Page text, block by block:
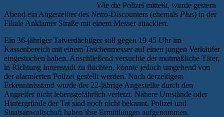
Wie die Polizei mitteilt, wurde gestern
Abend ein Angestellter des Netto-Discounters (ehemals Plus) in der
Filiale Anklamer Straße mit einem Messer attackiert.
Ein 36-jähriger Tatverdächtiger soll gegen 19.45 Uhr im
Kassenbereich mit einem Taschenmesser auf einen jungen Verkäufer
eingestochen haben. Anschließend versuchte der mutmaßliche Täter,
in Richtung Innenstadt zu flüchten, konnte jedoch umgehend von
der alarmierten Polizei gestellt werden. Nach derzeitigem
Erkenntnisstand wurde der 22-jährige Angestellte durch den
Angreifer nicht lebensgefährlich verletzt. Nähere Umstände oder
Hintergründe der Tat sind noch nicht bekannt. Polizei und
Staatsanwaltschaft haben ihre Ermittlungen aufgenommen.